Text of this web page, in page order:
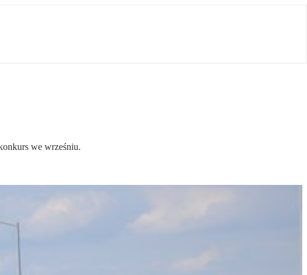
we wrześniu.